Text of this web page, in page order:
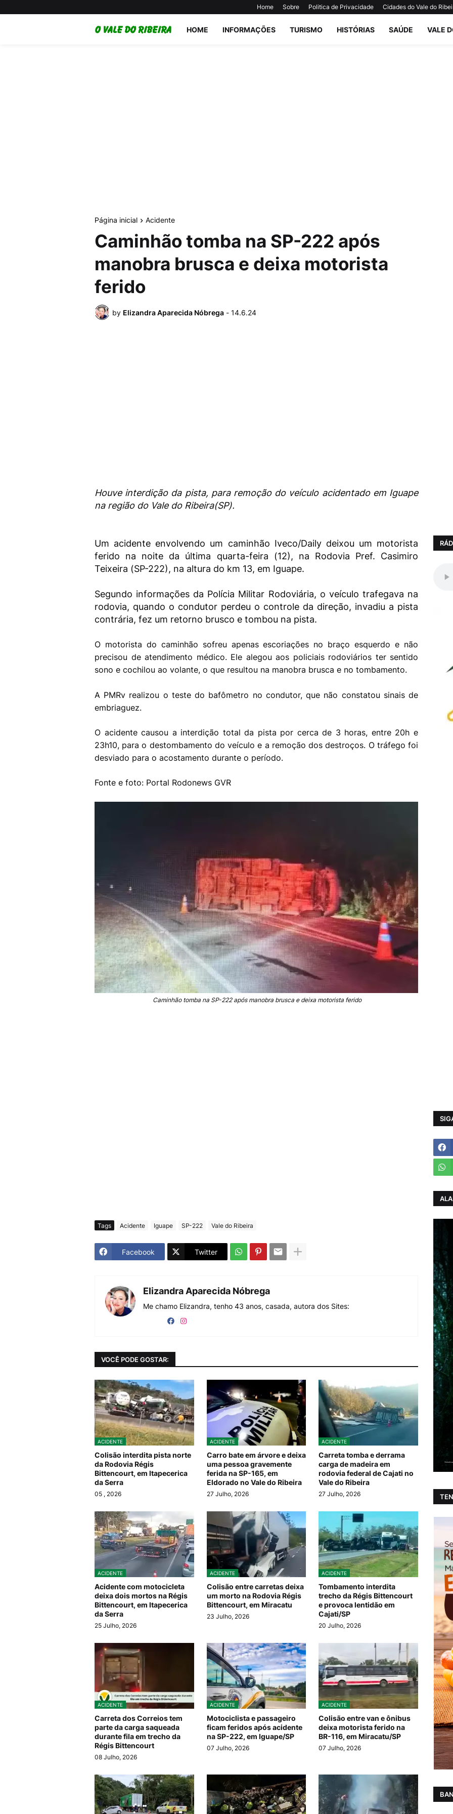
Home Sobre Politica de Privacidade Cidades do Vale do
HOME INFORMAÇÕES TURISMO HISTÓRIAS SAÚDE VALE
Página inicial Acidente
Caminhão tomba na SP-222 após
manobra brusca e deixa motorista
ferido
by Elizandra Aparecida Nóbrega - 14.6.24
Houve interdição da pista, para remoção do veículo acidentado em Iguape
na região do Vale do Ribeira(SP).
Um acidente envolvendo um caminhão Iveco/Daily deixou um motorista
ferido na noite da última quarta-feira (12), na Rodovia Pref. Casimiro
Teixeira (SP-222), na altura do km 13, em Iguape.
Segundo informações da Polícia Militar Rodoviária, o veículo trafegava na
rodovia, quando o condutor perdeu o controle da direção, invadiu a pista
contrária, fez um retorno brusco e tombou na pista.
O motorista do caminhão sofreu apenas escoriações no braço esquerdo e não
precisou de atendimento médico. Ele alegou aos policiais rodoviários ter sentido
sono e cochilou ao volante, o que resultou na manobra brusca e no tombamento.
A PMRv realizou o teste do bafômetro no condutor, que não constatou sinais de
embriaguez.
O acidente causou a interdição total da pista por cerca de 3 horas, entre 20h e
23h10, para o destombamento do veículo e a remoção dos destroços. O tráfego foi
desviado para o acostamento durante o período.
Fonte e foto: Portal Rodonews GVR
Caminhão tomba na SP-222 após manobra brusca e deixa motorista ferido
Tags Acidente Iguape SP-222 Vale do Ribeira
Facebook Twitter
Elizandra Aparecida Nóbrega
Me chamo Elizandra, tenho 43 anos, casada, autora dos Sites:
VOCÊ PODE GOSTAR:
ACIDENTE
Colisão interdita pista norte
da Rodovia Régis
Bittencourt, em Itapecerica
da Serra
05 , 2026
ACIDENTE
Carro bate em árvore e deixa
uma pessoa gravemente
ferida na SP-165, em
Eldorado no Vale do Ribeira
27 Julho, 2026
ACIDENTE
Carreta tomba e derrama
carga de madeira em
rodovia federal de Cajati no
Vale do Ribeira
27 Julho, 2026
ACIDENTE
Acidente com motocicleta
deixa dois mortos na Régis
Bittencourt, em Itapecerica
da Serra
25 Julho, 2026
ACIDENTE
Colisão entre carretas deixa
um morto na Rodovia Régis
Bittencourt, em Miracatu
23 Julho, 2026
ACIDENTE
Tombamento interdita
trecho da Régis Bittencourt
e provoca lentidão em
Cajati/SP
20 Julho, 2026
ACIDENTE
Carreta dos Correios tem
parte da carga saqueada
durante fila em trecho da
Régis Bittencourt
08 Julho, 2026
ACIDENTE
Motociclista e passageiro
ficam feridos após acidente
na SP-222, em Iguape/SP
07 Julho, 2026
ACIDENTE
Colisão entre van e ônibus
deixa motorista ferido na
BR-116, em Miracatu/SP
07 Julho, 2026